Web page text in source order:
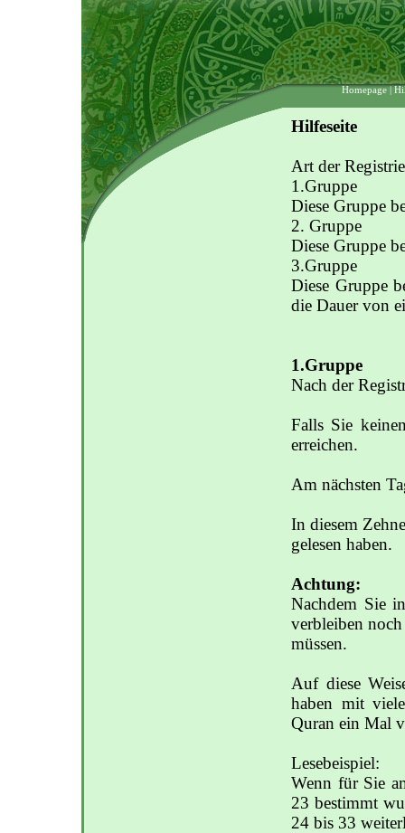
Hilfeseite
Art der
1.Gruppe
Diese Gruppe
2. Gruppe
Diese Gruppe
3.Gruppe
Diese Gruppe
die Dauer von
1.Gruppe
Nach der
Falls Sie
erreichen.
Am nächsten
In diesem
gelesen haben.
Achtung:
Nachdem Sie
verbleiben noch
müssen.
Auf diese
haben mit
Quran ein Mal
Lesebeispiel:
Wenn für Sie
23 bestimmt
24 bis 33